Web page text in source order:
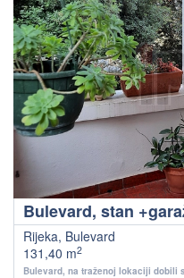
Bulevard, stan
Rijeka, Bulevard
131,40 m2
Bulevard, na traženoj lokaciji dobili